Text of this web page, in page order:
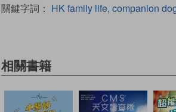
關鍵字詞： HK family life, companion
相關書籍